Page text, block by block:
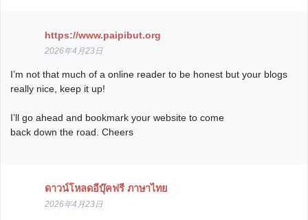
https://www.paipibut.org
2026年4月23日
I’m not that much of a online reader to be honest but your blogs
really nice, keep it up!
I’ll go ahead and bookmark your website to come
back down the road. Cheers
ดาวน์โหลดอีบุ๊คฟรี ภาษาไทย
2026年4月23日